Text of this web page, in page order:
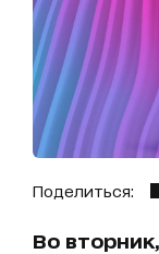
Поделиться:
Во